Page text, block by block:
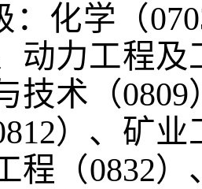
：化学（
动力工程及
技术（0809
）、矿业
程（0832）